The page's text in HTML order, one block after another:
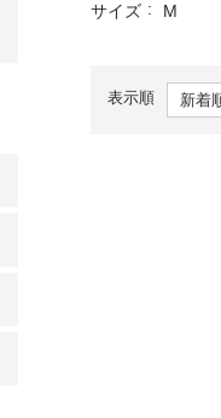
サイズ M
表示順